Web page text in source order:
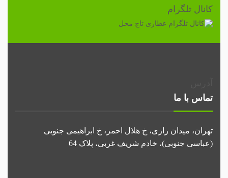
کانال تلگرام
تماس با ما
تهران، میدان رازی، خ هلال احمر، خ ابراهیمی جنوبی
(عباسی جنوبی)، خادم شریف غربی، پلاک 64